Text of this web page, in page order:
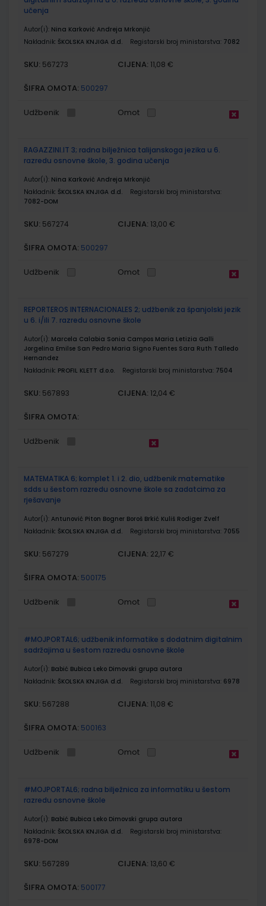
učenja
Autor(i): Nina Karković Andreja Mrkonjić
Nakladnik: ŠKOLSKA KNJIGA d.d. Registarski broj ministarstva: 7082
SKU: 567273 CIJENA: 11,08 €
ŠIFRA OMOTA: 500297
Udžbenik Omot
RAGAZZINI.IT 3; radna bilježnica talijanskoga jezika u 6.
razredu osnovne škole, 3. godina učenja
Autor(i): Nina Karković Andreja Mrkonjić
Nakladnik: ŠKOLSKA KNJIGA d.d.
Registarski broj ministarstva:
7082-DOM
SKU: 567274 CIJENA: 13,00 €
ŠIFRA OMOTA: 500297
Udžbenik Omot
REPORTEROS INTERNACIONALES 2; udžbenik za španjolski jezik
u 6. i/ili 7. razredu osnovne škole
Autor(i): Marcela Calabia Sonia Campos Maria Letizia Galli
Jorgelina Emilse San Pedro Maria Signo Fuentes Sara Ruth Talledo
Hernandez
Nakladnik: PROFIL KLETT d.o.o. Registarski broj ministarstva: 7504
SKU: 567893 CIJENA: 12,04 €
ŠIFRA OMOTA:
Udžbenik
MATEMATIKA 6; komplet 1. i 2. dio, udžbenik matematike
sdds u šestom razredu osnovne škole sa zadatcima za
rješavanje
Autor(i): Antunović Piton Bogner Boroš Brkić Kuliš Rodiger Zvelf
Nakladnik: ŠKOLSKA KNJIGA d.d. Registarski broj ministarstva: 7055
SKU: 567279 CIJENA: 22,17 €
ŠIFRA OMOTA: 500175
Udžbenik Omot
#MOJPORTAL6; udžbenik informatike s dodatnim digitalnim
sadržajima u šestom razredu osnovne škole
Autor(i): Babić Bubica Leko Dimovski grupa autora
Nakladnik: ŠKOLSKA KNJIGA d.d. Registarski broj ministarstva: 6978
SKU: 567288 CIJENA: 11,08 €
ŠIFRA OMOTA: 500163
Udžbenik Omot
#MOJPORTAL6; radna bilježnica za informatiku u šestom
razredu osnovne škole
Autor(i): Babić Bubica Leko Dimovski grupa autora
Nakladnik: ŠKOLSKA KNJIGA d.d.
Registarski broj ministarstva:
6978-DOM
SKU: 567289 CIJENA: 13,60 €
ŠIFRA OMOTA: 500177